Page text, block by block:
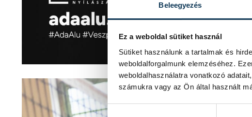
Beleegyezés
Ez a weboldal sütiket használ
Sütiket használunk a tartalmak és
weboldalforgalmunk elemzéséhez.
weboldalhasználatra vonatkozó
számukra vagy az Ön által használt
Hozzájárulás kiválasztása